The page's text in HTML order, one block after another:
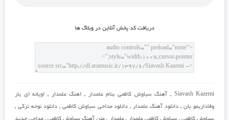
دريافت کد پخش آنلاين در وبلاگ ها
Siavash Kazemi
, آهنگ سیاوش کاظمی بنام علمدار , اهنگ علمدار , اویانه ای یار
وفاداریمو یان, دانلود آهنگ علمدار , دانلود مداحی سیاوش کاظمی ,دانلود نوحه ترکی ,